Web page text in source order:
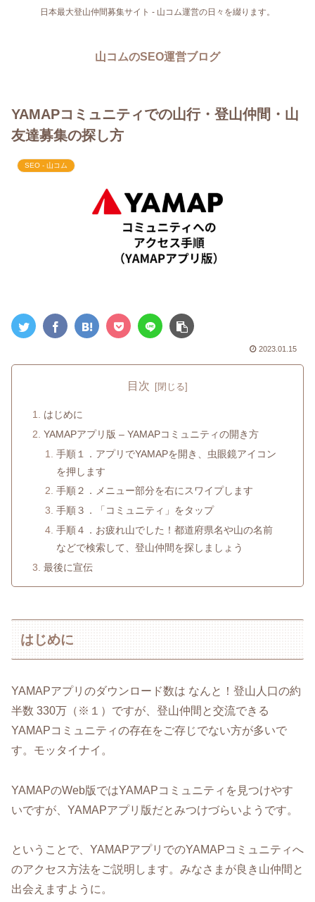
日本最大登山仲間募集サイト - 山コム運営の日々を綴ります。
山コムのSEO運営ブログ
YAMAPコミュニティでの山行・登山仲間・山
友達募集の探し方
SEO - 山コム
2023.01.15
目次
はじめに
YAMAPアプリ版 – YAMAPコミュニティの開き方
手順１．アプリでYAMAPを開き、虫眼鏡アイコン
を押します
手順２．メニュー部分を右にスワイプします
手順３．「コミュニティ」をタップ
手順４．お疲れ山でした！都道府県名や山の名前
などで検索して、登山仲間を探しましょう
最後に宣伝
はじめに
YAMAPアプリのダウンロード数は なんと！登山人口の約
半数 330万（※１）ですが、登山仲間と交流できる
YAMAPコミュニティの存在をご存じでない方が多いで
す。モッタイナイ。
YAMAPのWeb版ではYAMAPコミュニティを見つけやす
いですが、YAMAPアプリ版だとみつけづらいようです。
ということで、YAMAPアプリでのYAMAPコミュニティへ
のアクセス方法をご説明します。みなさまが良き山仲間と
出会えますように。